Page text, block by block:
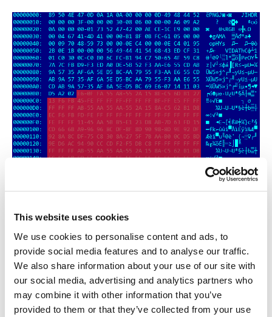
This website uses cookies
We use cookies to personalise content and ads, to
provide social media features and to analyse our traffic.
We also share information about your use of our site with
our social media, advertising and analytics partners who
may combine it with other information that you’ve
provided to them or that they’ve collected from your use
decriptar o conteúdo dos arquivos PNG.